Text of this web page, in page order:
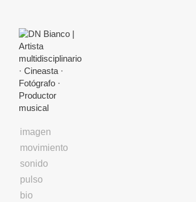
Content
imagen
movimiento
sonido
pulso
bio